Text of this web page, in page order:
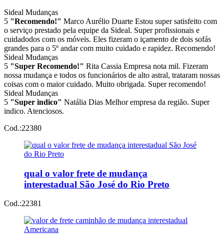
Sideal Mudanças
5 "Recomendo!" Marco Aurélio Duarte Estou super satisfeito com
o serviço prestado pela equipe da Sideal. Super profissionais e
cuidadodos com os móveis. Eles fizeram o içamento de dois sofás
grandes para o 5º andar com muito cuidado e rapidez. Recomendo!
Sideal Mudanças
5 "Super Recomendo!" Rita Cassia Empresa nota mil. Fizeram
nossa mudança e todos os funcionários de alto astral, trataram nossas
coisas com o maior cuidado. Muito obrigada. Super recomendo!
Sideal Mudanças
5 "Super indico" Natália Dias Melhor empresa da região. Super
indico. Atenciosos.
Cod.:22380
qual o valor frete de mudança
interestadual São José do Rio Preto
Cod.:22381